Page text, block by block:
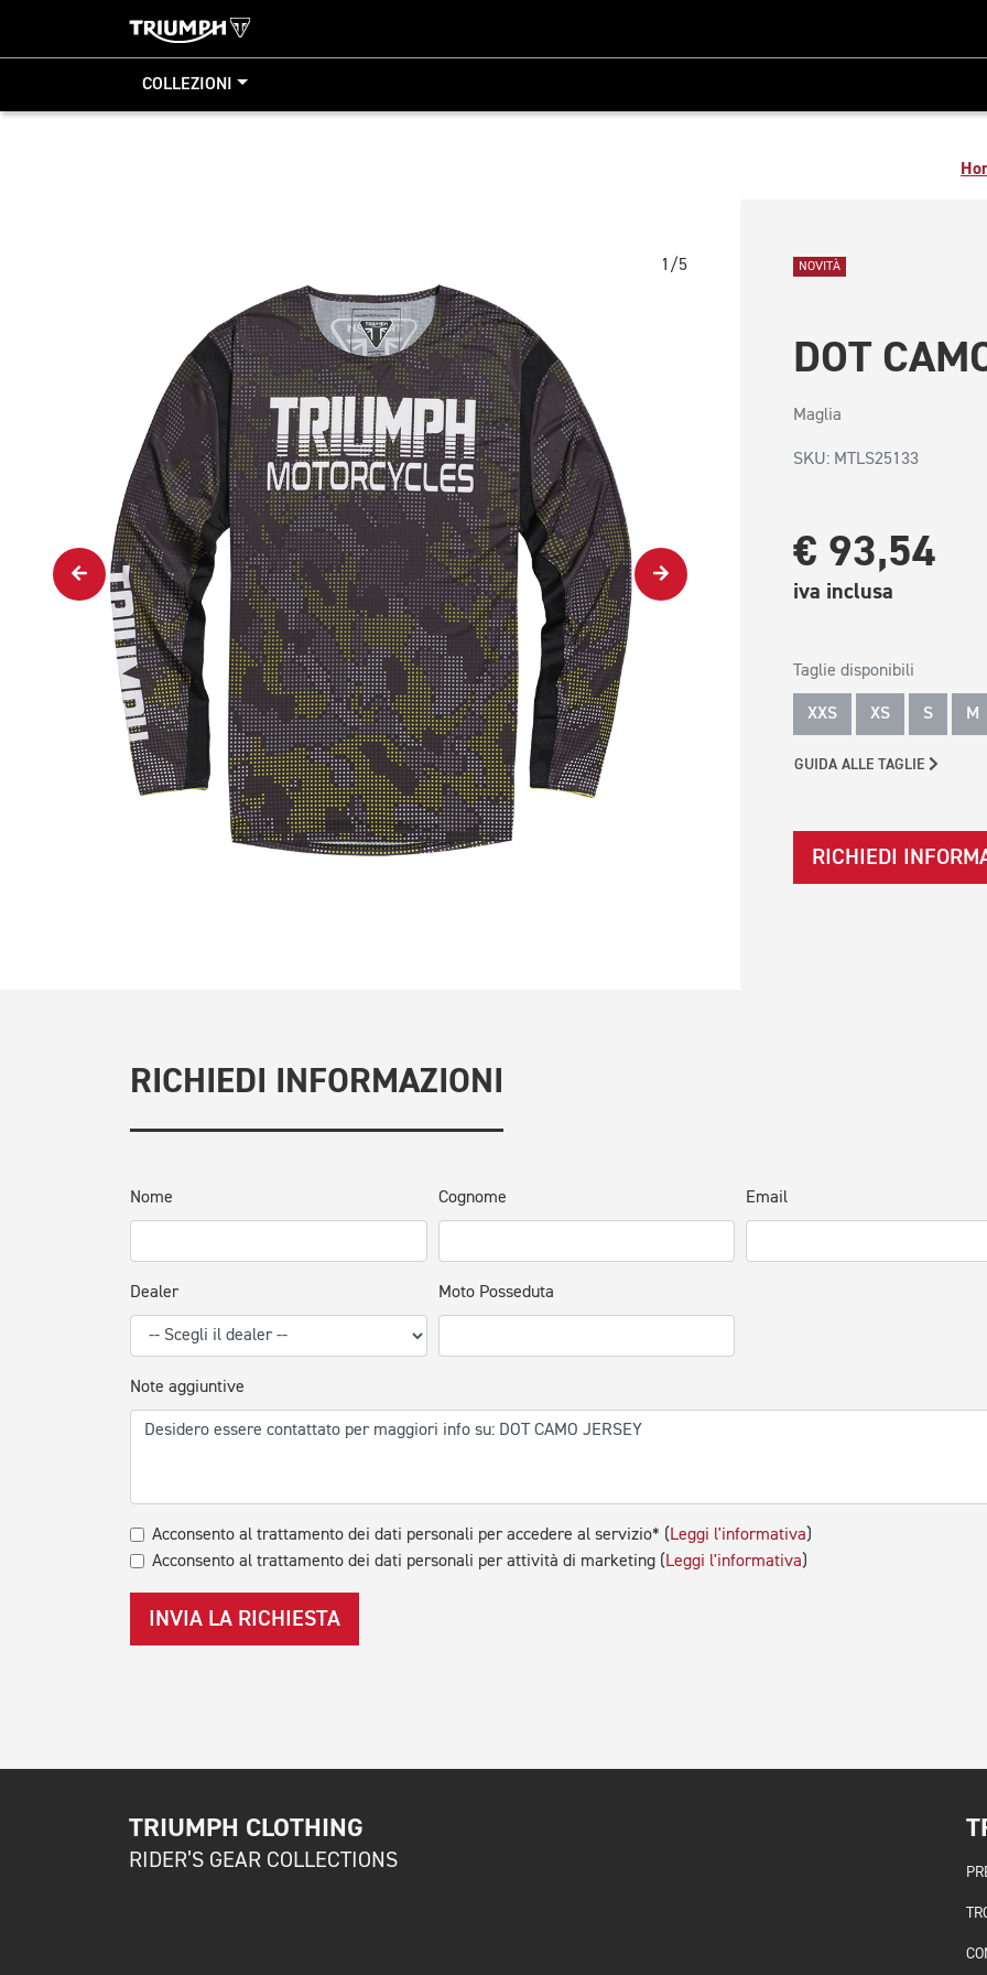
COLLEZIONI
1/5 NOVITÀ
DOT
Maglia
SKU: MTLS25133
€ 93,54
iva inclusa
Taglie disponibili
XXS XS S M
GUIDA ALLE TAGLIE
RICHIEDI
RICHIEDI INFORMAZIONI
Nome Cognome Email
Dealer Moto Posseduta
Note aggiuntive
Acconsento al trattamento dei dati personali per accedere al servizio* (Leggi l'informativa)
Acconsento al trattamento dei dati personali per attività di marketing (Leggi l'informativa)
INVIA LA RICHIESTA
TRIUMPH CLOTHING
RIDER’S GEAR COLLECTIONS